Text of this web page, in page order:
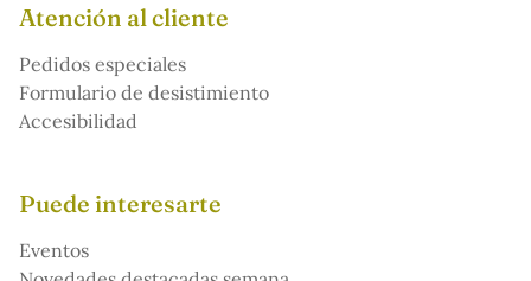
Atención al cliente
Pedidos especiales
Formulario de desistimiento
Accesibilidad
Puede interesarte
Eventos